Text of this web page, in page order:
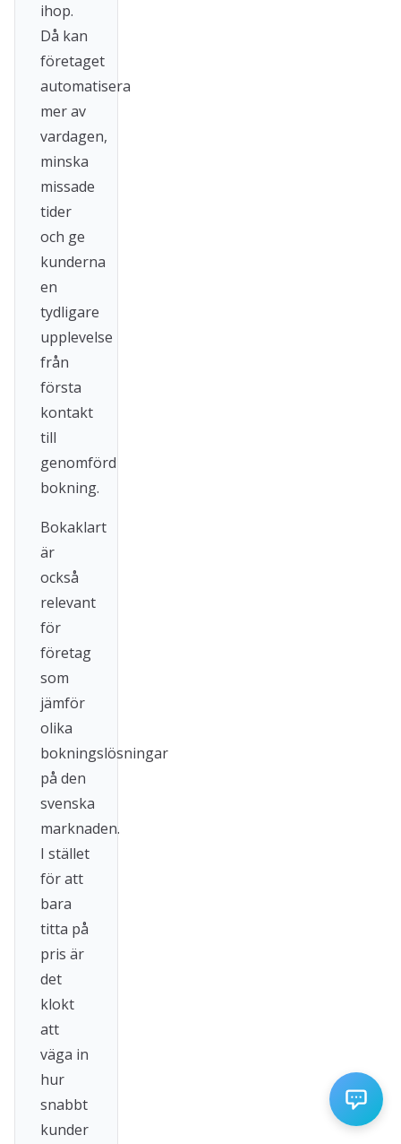
ihop.
Då kan
företaget
automatisera
mer av
vardagen,
minska
missade
tider
och ge
kunderna
en
tydligare
upplevelse
från
första
kontakt
till
genomförd
bokning.
Bokaklart
är
också
relevant
för
företag
som
jämför
olika
bokningslösningar
på den
svenska
marknaden.
I stället
för att
bara
titta på
pris är
det
klokt
att
väga in
hur
snabbt
kunder